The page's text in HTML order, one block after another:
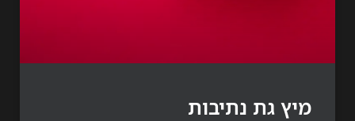
גת נתיבות